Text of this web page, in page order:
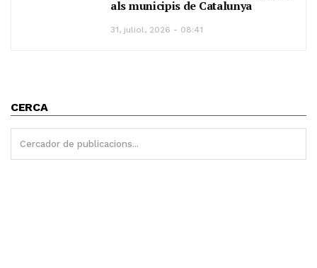
als municipis de Catalunya
31, juliol, 2026 - 08:41
CERCA